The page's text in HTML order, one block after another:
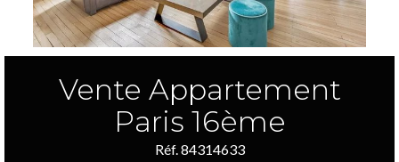
Vente Appartement
Paris 16ème
Réf. 84314633